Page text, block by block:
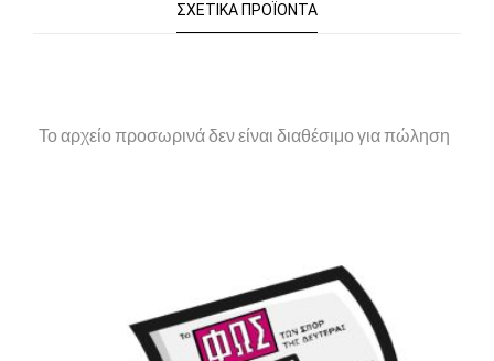
ΣΧΕΤΙΚΆ ΠΡΟΪΌΝΤΑ
Το αρχείο προσωρινά δεν είναι διαθέσιμο για πώληση